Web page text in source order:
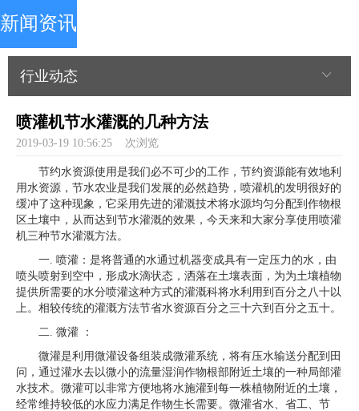
新闻资讯
行业动态
喷灌机节水灌溉的几种方法
2019-03-19 10:56:25 次浏览
节约水资源使用是我们必不可少的工作，节约资源能有效地利
用水资源，节水农业是我们发展的必然趋势，喷灌机的发明很好的
缓冲了这种现象，它采用先进的灌溉技术将水源均匀分配到作物根
区土壤中，从而达到节水灌溉的效果，今天来和大家分享使用喷灌
机三种节水灌溉方法。
一. 喷灌：是将普通的水通过机器变成具有一定压力的水，由
喷头喷射到空中，形成水滴状态，洒落在土壤表面，为为土壤植物
提供所需要的水分喷灌这种方式的灌溉科将水利用到百分之八十以
上。相较传统的灌溉方法节省水资源百分之三十六到百分之五十。
二. 微灌 ：
微灌是利用微灌设备组装成微灌系统，将有压水输送分配到田
问，通过灌水去以微小的流量湿润作物根部附近土壤的一种局部灌
水技术。微灌可以非常方便地将水施灌到每一株植物附近的土壤，
经常维持较低的水应力满足作物生长需要。微灌省水、省工、节